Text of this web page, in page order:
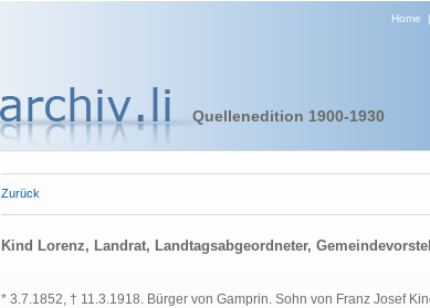
Home |
Quellenedition 1900-1930
Zurück
Kind Lorenz, Landrat, Landtagsabgeordneter,
* 3.7.1852, † 11.3.1918. Bürger von Gamprin. Sohn von Franz Josef